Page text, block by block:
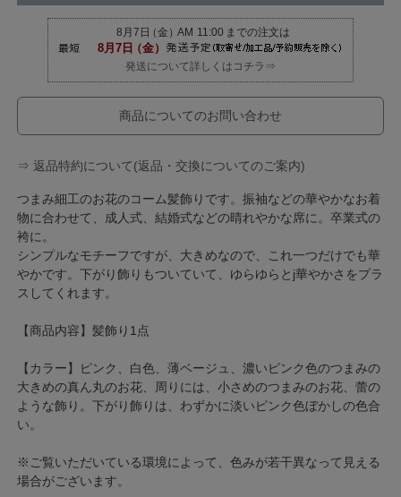
発送について詳しくはコチラ⇒
商品についてのお問い合わせ
⇒ 返品特約について(返品・交換についてのご案内)
つまみ細工のお花のコーム髪飾りです。振袖などの華やかなお着
物に合わせて、成人式、結婚式などの晴れやかな席に。卒業式の
袴に。
シンプルなモチーフですが、大きめなので、これ一つだけでも華
やかです。下がり飾りもついていて、ゆらゆらとj華やかさをプラ
スしてくれます。
【商品内容】髪飾り1点
【カラー】ピンク、白色、薄ベージュ、濃いピンク色のつまみの
大きめの真ん丸のお花、周りには、小さめのつまみのお花、蕾の
ような飾り。下がり飾りは、わずかに淡いピンク色ぼかしの色合
い。
※ご覧いただいている環境によって、色みが若干異なって見える
場合がございます。